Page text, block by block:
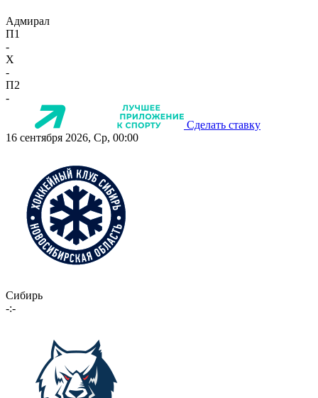
Адмирал
П1
-
X
-
П2
-
Сделать ставку
16 сентября 2026, Ср, 00:00
Сибирь
-:-